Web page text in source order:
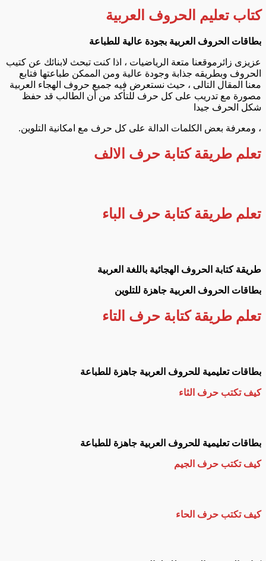
كتاب تعليم الحروف العربية
بطاقات الحروف العربية بجودة عالية للطباعة
عزيزى زائرموقعنا متعة الرياضيات ، اذا كنت تبحث لابنائك عن كتيب
الحروف وبطريقه جذابة وجودة عالية ومن الممكن طباعتها فتابع
معنا المقال التالى ، حيث نستعرض فيه جميع حروف الهجاء العربية
مصورة مع تدريب على كل حرف للتأكد من أن الطالب قد حفظ
شكل الحرف جيدا
، ومعرفة بعض الكلمات الدالة على كل حرف مع امكانية التلوين.
تعلم طريقة كتابة حرف الالف
تعلم طريقة كتابة حرف الباء
طريقة كتابة الحروف الهجائية باللغة العربية
بطاقات الحروف العربية جاهزة للتلوين
تعلم طريقة كتابة حرف التاء
بطاقات تعليمية للحروف العربية جاهزة للطباعة
كيف تكتب حرف الثاء
بطاقات تعليمية للحروف العربية جاهزة للطباعة
كيف تكتب حرف الجيم
كيف تكتب حرف الحاء